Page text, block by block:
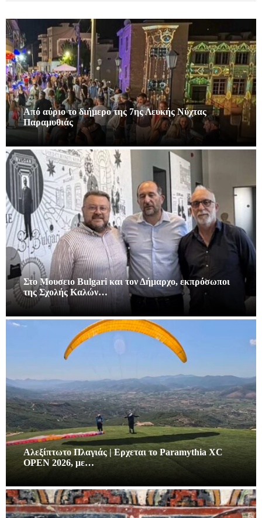
Από αύριο το διήμερο της 7ης Λευκής Νύχτας
Παραμυθιάς
Στο Μουσειο Bulgari και τον Δήμαρχο, εκπρόσωποι
της Σχολής Καλών…
Αλεξίπτωτο Πλαγιάς | Ερχεται το Paramythia XC
OPEN 2026, με…